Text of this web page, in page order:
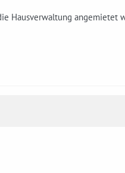
Hausverwaltung angemietet